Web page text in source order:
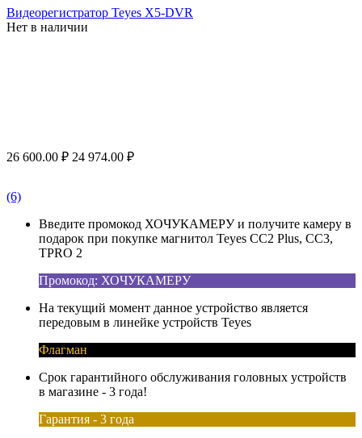
Видеорегистратор Teyes X5-DVR
Нет в наличии
26 600.00 ₽ 24 974.00 ₽
(6)
Введите промокод ХОЧУКАМЕРУ и получите камеру в
подарок при покупке магнитол Teyes CC2 Plus, CC3,
TPRO 2
Промокод: ХОЧУКАМЕРУ
На текущий момент данное устройство является
передовым в линейке устройств Teyes
Флагман
Срок гарантийного обслуживания головных устройств
в магазине - 3 года!
Гарантия - 3 года